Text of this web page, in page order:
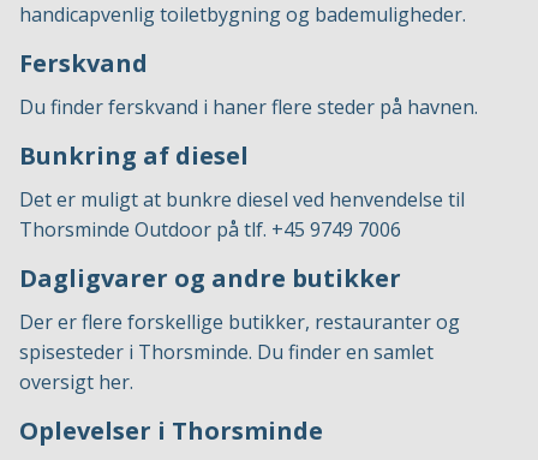
handicapvenlig toiletbygning og bademuligheder.
Ferskvand
Du finder ferskvand i haner flere steder på havnen.
Bunkring af diesel
Det er muligt at bunkre diesel ved henvendelse til
Thorsminde Outdoor på tlf. +45 9749 7006
Dagligvarer og andre butikker
Der er flere forskellige butikker, restauranter og
spisesteder i Thorsminde. Du finder en samlet
oversigt her.
Oplevelser i Thorsminde